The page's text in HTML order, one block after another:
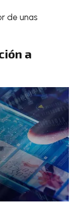
de unas
a